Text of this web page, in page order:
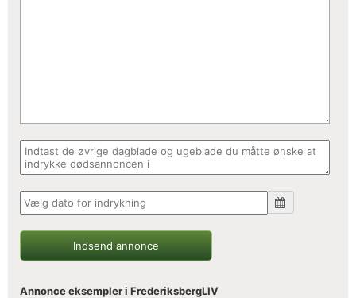
Indsend annonce
Annonce eksempler i FrederiksbergLIV